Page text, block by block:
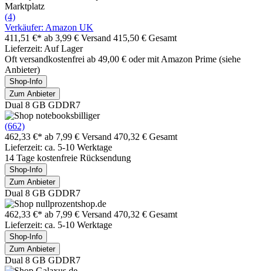
Marktplatz
(4)
Verkäufer: Amazon UK
411,51 €* ab 3,99 € Versand 415,50 € Gesamt
Lieferzeit: Auf Lager
Oft versandkostenfrei ab 49,00 € oder mit Amazon Prime (siehe
Anbieter)
Shop-Info
Zum Anbieter
Dual 8 GB GDDR7
(662)
462,33 €* ab 7,99 € Versand 470,32 € Gesamt
Lieferzeit: ca. 5-10 Werktage
14 Tage kostenfreie Rücksendung
Shop-Info
Zum Anbieter
Dual 8 GB GDDR7
462,33 €* ab 7,99 € Versand 470,32 € Gesamt
Lieferzeit: ca. 5-10 Werktage
Shop-Info
Zum Anbieter
Dual 8 GB GDDR7